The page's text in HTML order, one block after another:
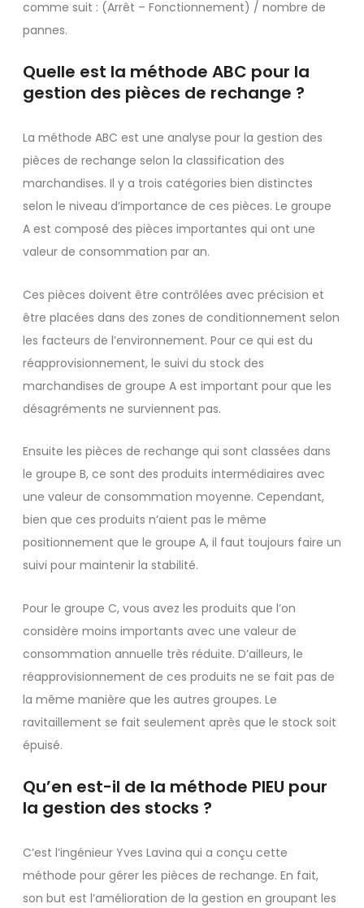
comme suit : (Arrêt – Fonctionnement) / nombre de
pannes.
Quelle est la méthode ABC pour la
gestion des pièces de rechange ?
La méthode ABC est une analyse pour la gestion des
pièces de rechange selon la classification des
marchandises. Il y a trois catégories bien distinctes
selon le niveau d’importance de ces pièces. Le groupe
A est composé des pièces importantes qui ont une
valeur de consommation par an.
Ces pièces doivent être contrôlées avec précision et
être placées dans des zones de conditionnement selon
les facteurs de l’environnement. Pour ce qui est du
réapprovisionnement, le suivi du stock des
marchandises de groupe A est important pour que les
désagréments ne surviennent pas.
Ensuite les pièces de rechange qui sont classées dans
le groupe B, ce sont des produits intermédiaires avec
une valeur de consommation moyenne. Cependant,
bien que ces produits n’aient pas le même
positionnement que le groupe A, il faut toujours faire un
suivi pour maintenir la stabilité.
Pour le groupe C, vous avez les produits que l’on
considère moins importants avec une valeur de
consommation annuelle très réduite. D’ailleurs, le
réapprovisionnement de ces produits ne se fait pas de
la même manière que les autres groupes. Le
ravitaillement se fait seulement après que le stock soit
épuisé.
Qu’en est-il de la méthode PIEU pour
la gestion des stocks ?
C’est l’ingénieur Yves Lavina qui a conçu cette
méthode pour gérer les pièces de rechange. En fait,
son but est l’amélioration de la gestion en groupant les